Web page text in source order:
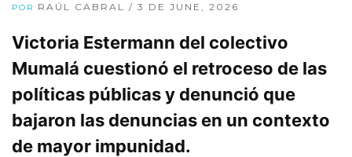
POR RAÚL CABRAL / 3 DE JUNE, 2026
Victoria Estermann del colectivo
Mumalá cuestionó el retroceso de las
políticas públicas y denunció que
bajaron las denuncias en un contexto
de mayor impunidad.